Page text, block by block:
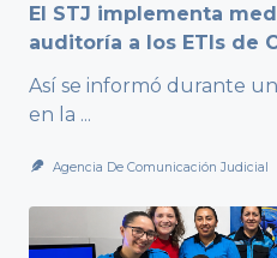
El STJ implementa
auditoría a los ETIs de
Así se informó durante
en la ...
Agencia De Comunicación Judicial